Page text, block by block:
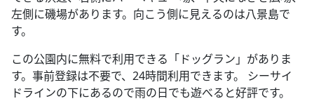
左側に磯場があります。向こう側に見えるのは八景島で
す。
この公園内に無料で利用できる「ドッグラン」がありま
す。事前登録は不要で、24時間利用できます。 シーサイ
ドラインの下にあるので雨の日でも遊べると好評です。